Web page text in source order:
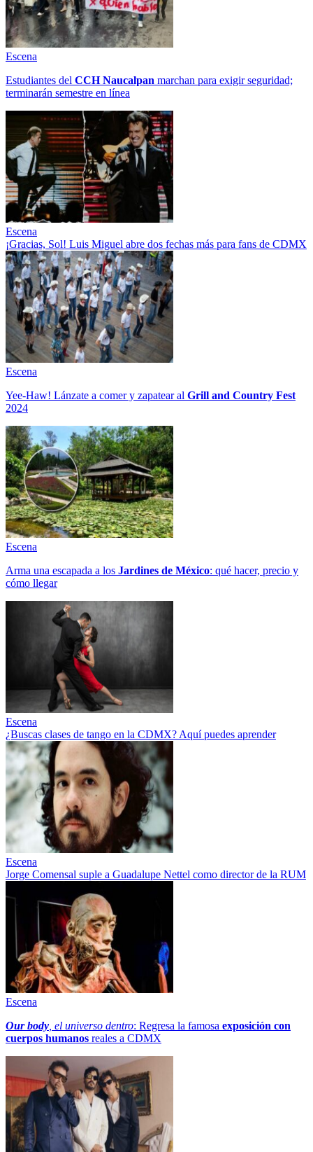
Escena
Estudiantes del CCH Naucalpan marchan para exigir seguridad;
terminarán semestre en línea
Escena
¡Gracias, Sol! Luis Miguel abre dos fechas más para fans de CDMX
Escena
Yee-Haw! Lánzate a comer y zapatear al Grill and Country Fest
2024
Escena
Arma una escapada a los Jardines de México: qué hacer, precio y
cómo llegar
Escena
¿Buscas clases de tango en la CDMX? Aquí puedes aprender
Escena
Jorge Comensal suple a Guadalupe Nettel como director de la RUM
Escena
Our body , el universo dentro: Regresa la famosa exposición con
cuerpos humanos reales a CDMX